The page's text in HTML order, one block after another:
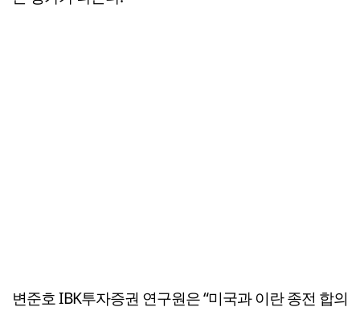
변준호 IBK투자증권 연구원은 “미국과 이란 종전 합의